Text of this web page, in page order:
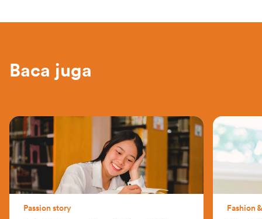
Baca juga
Passion story Fashion